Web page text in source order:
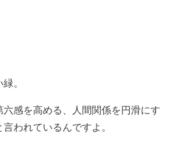
。
感を高める、人間関係を円滑にす
われているんですよ。